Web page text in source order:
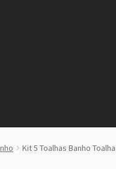
Kit 5 Toalhas Banho